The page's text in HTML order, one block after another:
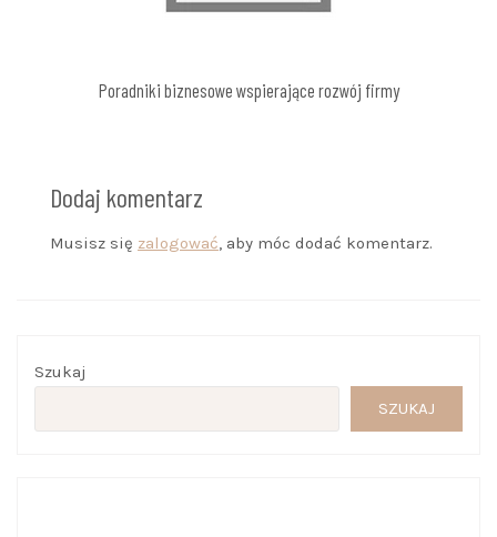
Poradniki biznesowe wspierające rozwój firmy
Dodaj komentarz
Musisz się zalogować, aby móc dodać komentarz.
Szukaj
SZUKAJ